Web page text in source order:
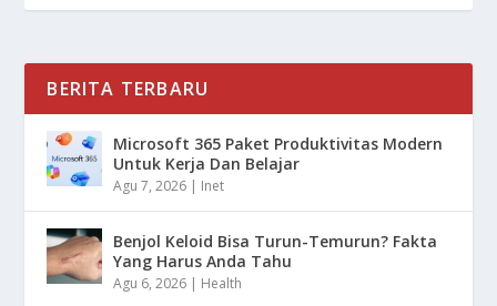
BERITA TERBARU
Microsoft 365 Paket Produktivitas Modern
Untuk Kerja Dan Belajar
Agu 7, 2026 | Inet
Benjol Keloid Bisa Turun-Temurun? Fakta
Yang Harus Anda Tahu
Agu 6, 2026 | Health